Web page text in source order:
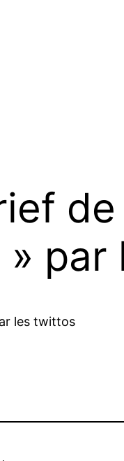
»
les twittos